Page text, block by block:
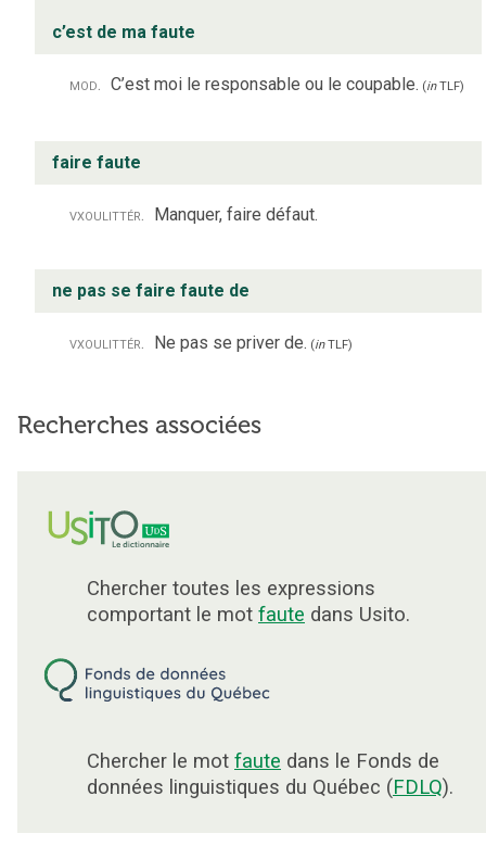
c’est de ma faute
mod. C’est moi le responsable ou le coupable. (inTLF)
faire faute
vxoulittér. Manquer, faire défaut.
ne pas se faire faute de
vxoulittér. Ne pas se priver de. (inTLF)
Recherches associées
Chercher toutes les expressions
comportant le mot faute dans Usito.
Chercher le mot faute dans le Fonds de
données linguistiques du Québec (FDLQ).